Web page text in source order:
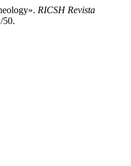
RICSH Revista
50.